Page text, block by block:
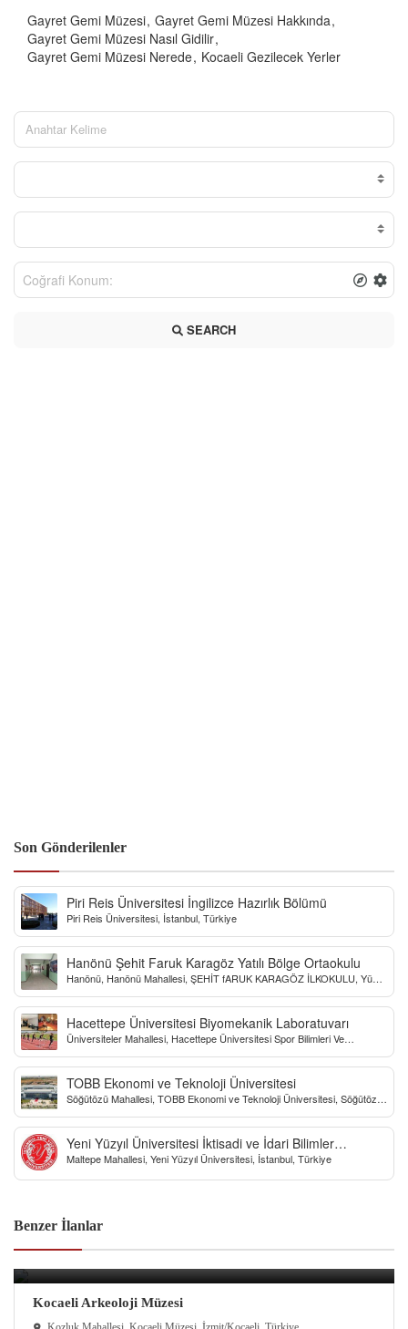
Gayret Gemi Müzesi Gayret Gemi Müzesi Hakkında
Gayret Gemi Müzesi Nasıl Gidilir
Gayret Gemi Müzesi Nerede Kocaeli Gezilecek Yerler
SEARCH
Son Gönderilenler
Piri Reis Üniversitesi İngilizce Hazırlık Bölümü
Piri Reis Üniversitesi, İstanbul, Türkiye
Hanönü Şehit Faruk Karagöz Yatılı Bölge Ortaokulu
Hanönü, Hanönü Mahallesi, ŞEHİT fARUK KARAGÖZ İLKOKULU, Yücel
Hacettepe Üniversitesi Biyomekanik Laboratuvarı
Üniversiteler Mahallesi, Hacettepe Üniversitesi Spor Bilimleri Ve
TOBB Ekonomi ve Teknoloji Üniversitesi
Söğütözü Mahallesi, TOBB Ekonomi ve Teknoloji Üniversitesi, Söğütözü
Yeni Yüzyıl Üniversitesi İktisadi ve İdari Bilimler
Fakültesi
Maltepe Mahallesi, Yeni Yüzyıl Üniversitesi, İstanbul, Türkiye
Benzer İlanlar
Kocaeli Arkeoloji Müzesi